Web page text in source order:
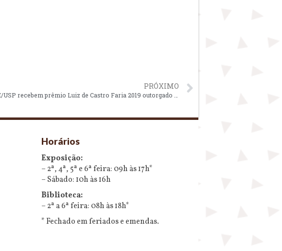
PRÓXIMO
Horários
Exposição:
– 2ª, 4ª, 5ª e 6ª feira: 09h às 17h*
– Sábado: 10h às 16h
Biblioteca:
– 2ª a 6ª feira: 08h às 18h*
* Fechado em feriados e emendas.